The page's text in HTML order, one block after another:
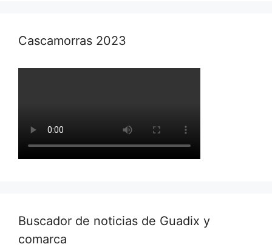
Cascamorras 2023
Buscador de noticias de Guadix y
comarca